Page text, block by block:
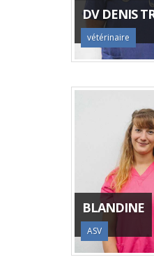
DV DENIS
vétérinaire
BLANDINE
ASV